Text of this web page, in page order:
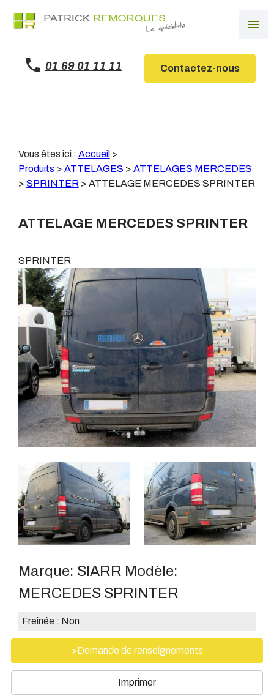
menu
01 69 01 11 11 Contactez-nous
Vous êtes ici : Accueil >
Produits > ATTELAGES > ATTELAGES MERCEDES
> SPRINTER > ATTELAGE MERCEDES SPRINTER
ATTELAGE MERCEDES SPRINTER
SPRINTER
Marque: SIARR Modèle:
MERCEDES SPRINTER
Freinée : Non
>Demande de renseignements
Imprimer